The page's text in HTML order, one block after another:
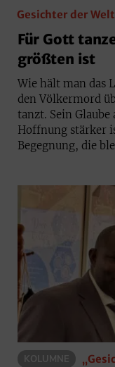
Gesichter der Welt
Für Gott
größten ist
Wie hält man das
den Völkermord
tanzt. Sein
Hoffnung stärker
Begegnung, die
KOLUMNE